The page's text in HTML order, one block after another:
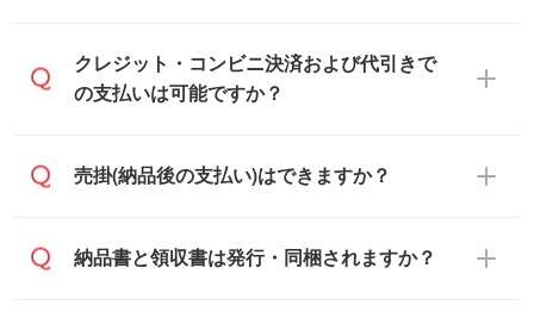
通常、翌営業日までにお送りしておりま
す。混雑状況によっては、お時間をいただ
翌営業日以降のご連絡となります。
クレジット・コンビニ決済および代引きで
の支払いは可能ですか？
銀行振込のみのご対応となります。
売掛(納品後の支払い)はできますか？
基本的には先入金をお願いしております
納品書と領収書は発行・同梱されますか？